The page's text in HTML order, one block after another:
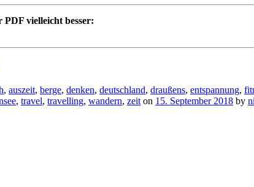
vielleicht besser:
, auszeit, berge, denken, deutschland, draußens, entspannung,
, travel, travelling, wandern, zeit on 15. September 2018 by